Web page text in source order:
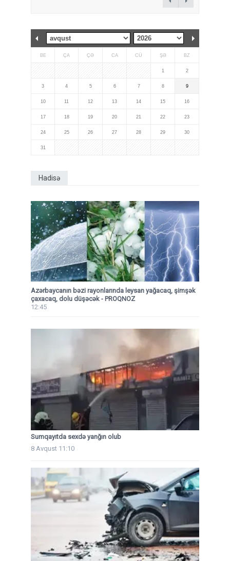
BE ÇA ÇƏ CA CÜ ŞƏ BZ
1 2
3 4 5 6 7 8 9
10 11 12 13 14 15 16
17 18 19 20 21 22 23
24 25 26 27 28 29 30
31
Hadisə
Azərbaycanın bəzi rayonlarında leysan yağacaq, şimşək
çaxacaq, dolu düşəcək - PROQNOZ
12:45
Sumqayıtda sexdə yanğın olub
8 Avqust 11:10